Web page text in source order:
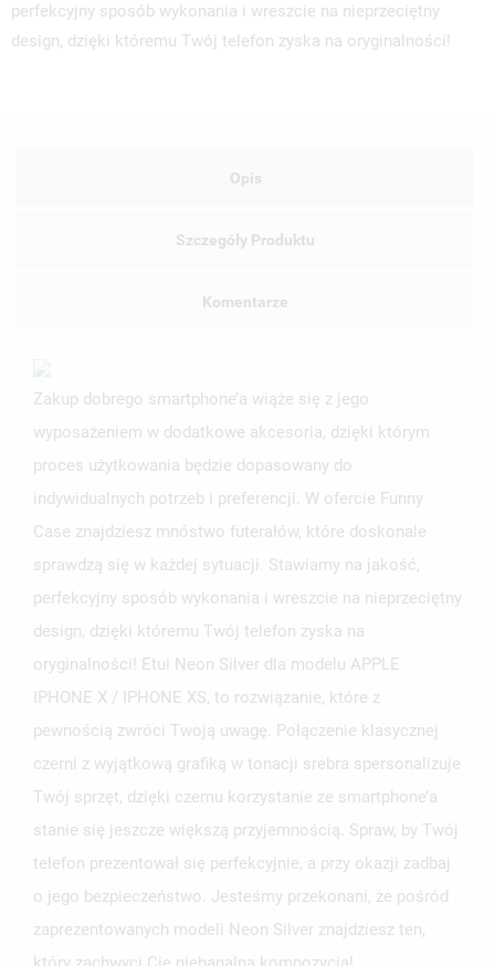
perfekcyjny sposób wykonania i wreszcie na nieprzeciętny
design, dzięki któremu Twój telefon zyska na oryginalności!
Opis
Szczegóły Produktu
Komentarze
Zakup dobrego smartphone’a wiąże się z jego
wyposażeniem w dodatkowe akcesoria, dzięki którym
proces użytkowania będzie dopasowany do
indywidualnych potrzeb i preferencji. W ofercie Funny
Case znajdziesz mnóstwo futerałów, które doskonale
sprawdzą się w każdej sytuacji. Stawiamy na jakość,
perfekcyjny sposób wykonania i wreszcie na nieprzeciętny
design, dzięki któremu Twój telefon zyska na
oryginalności! Etui Neon Silver dla modelu APPLE
IPHONE X / IPHONE XS, to rozwiązanie, które z
pewnością zwróci Twoją uwagę. Połączenie klasycznej
czerni z wyjątkową grafiką w tonacji srebra spersonalizuje
Twój sprzęt, dzięki czemu korzystanie ze smartphone’a
stanie się jeszcze większą przyjemnością. Spraw, by Twój
telefon prezentował się perfekcyjnie, a przy okazji zadbaj
o jego bezpieczeństwo. Jesteśmy przekonani, że pośród
zaprezentowanych modeli Neon Silver znajdziesz ten,